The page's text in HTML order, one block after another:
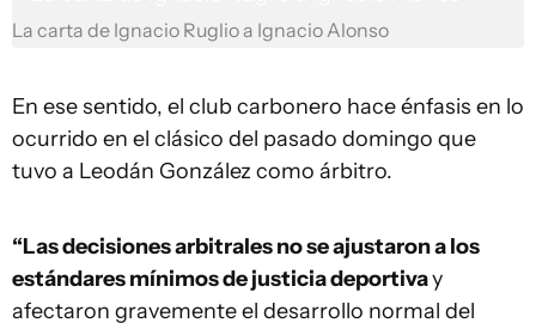
La carta de Ignacio Ruglio a Ignacio Alonso
En ese sentido, el club carbonero hace énfasis en lo
ocurrido en el clásico del pasado domingo que
tuvo a Leodán González como árbitro.
“Las decisiones arbitrales no se ajustaron a los
estándares mínimos de justicia deportivay
afectaron gravemente el desarrollo normal del